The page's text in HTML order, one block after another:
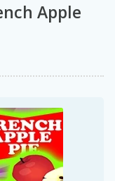
Apple